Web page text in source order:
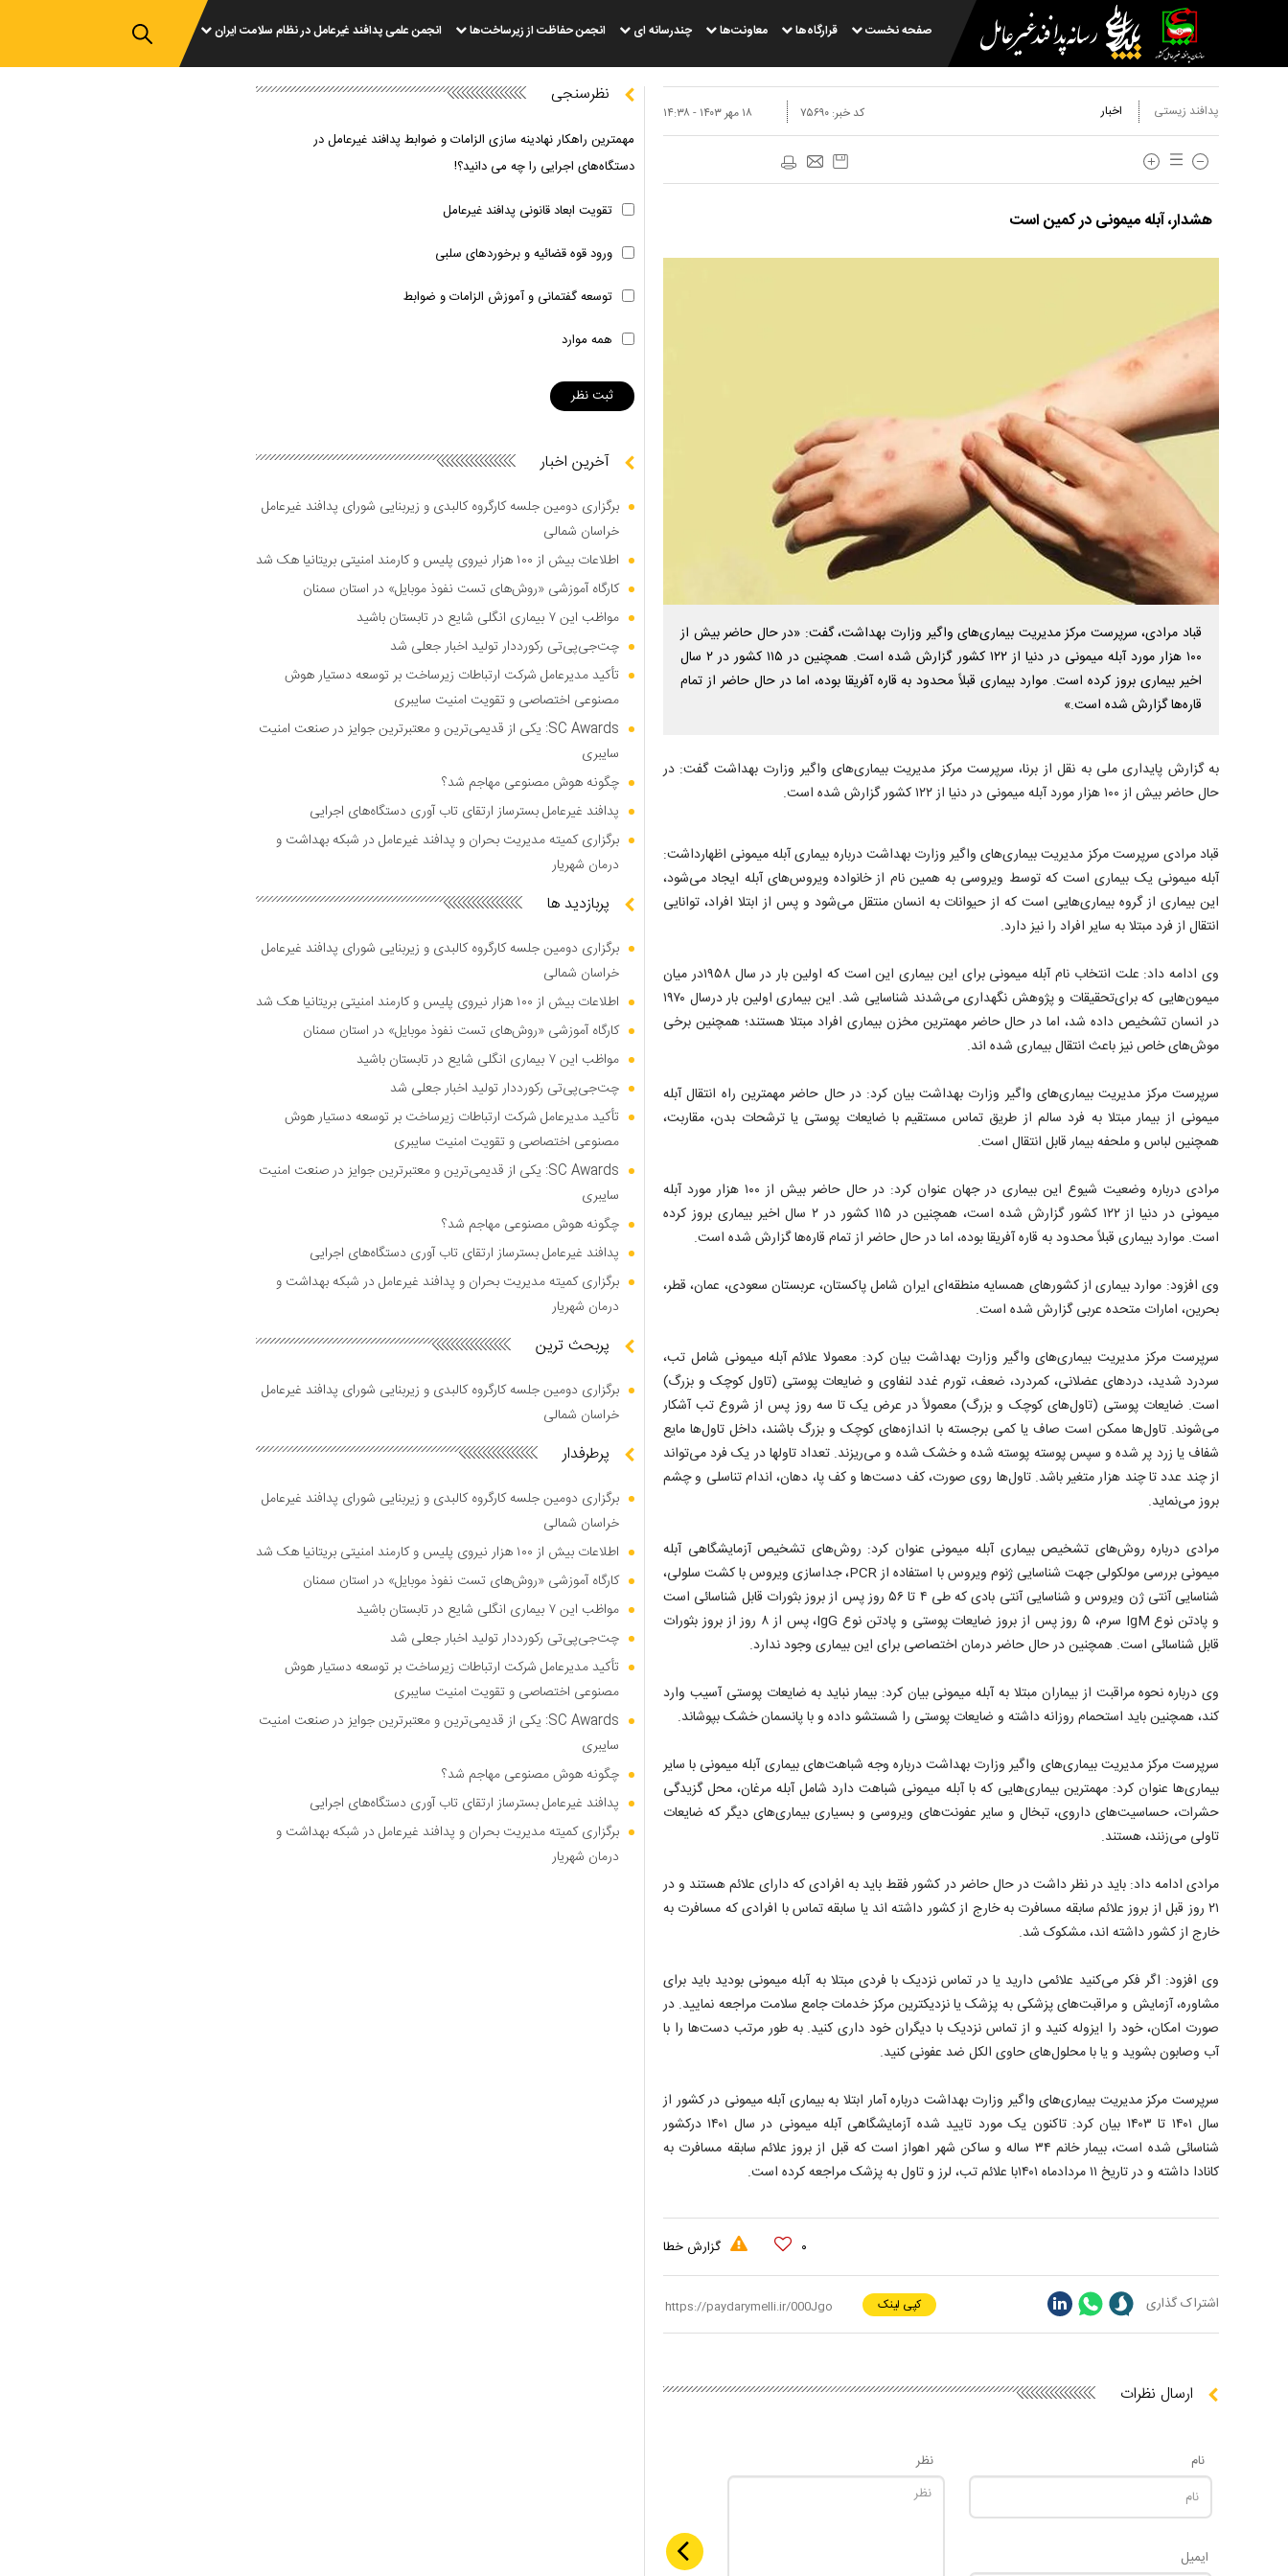
صفحه نخست قرارگاه‌ها معاونت‌ها چندرسانه ای انجمن حفاظت از زیرساخت‌ها انجمن علمی پدافند غیرعامل در نظام سلامت ایران
پدافند زیستی اخبار ۱۸ مهر ۱۴۰۳ - ۱۴:۳۸ کد خبر: ۷۵۶۹۰
هشدار، آبله میمونی در کمین است
قباد مرادی، سرپرست مرکز مدیریت بیماری‌های واگیر وزارت بهداشت، گفت: «در حال حاضر بیش از
۱۰۰ هزار مورد آبله میمونی در دنیا از ۱۲۲ کشور گزارش شده است. همچنین در ۱۱۵ کشور در ۲ سال
اخیر بیماری بروز کرده است. موارد بیماری قبلاً محدود به قاره آفریقا بوده، اما در حال حاضر از تمام
قاره‌ها گزارش شده است.»
به گزارش پایداری ملی به نقل از برنا، سرپرست مرکز مدیریت بیماری‌های واگیر وزارت بهداشت گفت: در
حال حاضر بیش از ۱۰۰ هزار مورد آبله میمونی در دنیا از ۱۲۲ کشور گزارش شده است.
قباد مرادی سرپرست مرکز مدیریت بیماری‌های واگیر وزارت بهداشت درباره بیماری آبله میمونی اظهارداشت:
آبله میمونی یک بیماری است که توسط ویروسی به همین نام از خانواده ویروس‌های آبله ایجاد می‌شود،
این بیماری از گروه بیماری‌هایی است که از حیوانات به انسان منتقل می‌شود و پس از ابتلا افراد، توانایی
انتقال از فرد مبتلا به سایر افراد را نیز دارد.
وی ادامه داد: ﻋﻠﺖ ﺍﻧﺘﺨﺎﺏ ﻧﺎﻡ ﺁﺑﻠﻪ ﻣﯿﻤﻮﻧﯽ ﺑﺮﺍﯼ ﺍﯾﻦ ﺑﯿﻤﺎﺭﯼ ﺍﯾﻦ ﺍﺳﺖ ﮐﻪ ﺍﻭﻟﯿﻦ ﺑﺎﺭ ﺩﺭ ﺳﺎﻝ ۱۹۵۸ﺩﺭ ﻣﯿﺎﻥ
ﻣﯿﻤﻮﻥﻫﺎﯾﯽ ﮐﻪ ﺑﺮﺍﯼﺗﺤﻘﯿﻘﺎﺕ ﻭ ﭘﮋﻭﻫﺶ ﻧﮕﻬﺪﺍﺭﯼ ﻣﯽﺷﺪﻧﺪ ﺷﻨﺎﺳﺎﯾﯽ ﺷﺪ. ﺍﯾﻦ ﺑﯿﻤﺎﺭﯼ ﺍﻭﻟﯿﻦ ﺑﺎﺭ ﺩﺭﺳﺎﻝ ۱۹۷۰
ﺩﺭ ﺍﻧﺴﺎﻥ تشخیص داده شد، اما در حال حاضر مهمترین مخزن بیماری افراد مبتلا هستند؛ همچنین برخی
موش‌های خاص نیز باعث انتقال بیماری شده اند.
سرپرست مرکز مدیریت بیماری‌های واگیر وزارت بهداشت بیان کرد: در حال حاضر مهمترین راه انتقال آبله
میمونی از بیمار مبتلا به فرد سالم از طریق تماس مستقیم با ضایعات پوستی یا ترشحات بدن، مقاربت،
همچنین لباس و ملحفه بیمار قابل انتقال است.
مرادی درباره وضعیت شیوع این بیماری در جهان عنوان کرد: در حال حاضر بیش از ۱۰۰ هزار مورد آبله
میمونی در دنیا از ۱۲۲ کشور گزارش شده است، همچنین در ۱۱۵ کشور در ۲ سال اخیر بیماری بروز کرده
است. موارد بیماری قبلاً محدود به قاره آفریقا بوده، اما در حال حاضر از تمام قاره‌ها گزارش شده است.
وی افزود: موارد بیماری از کشور‌های همسایه منطقه‌ای ایران شامل پاکستان، عربستان سعودی، عمان، قطر،
بحرین، امارات متحده عربی گزارش شده است.
سرپرست مرکز مدیریت بیماری‌های واگیر وزارت بهداشت بیان کرد: معمولا ﻋﻼﺋﻢ ﺁﺑﻠﻪ ﻣﯿﻤﻮﻧﯽ ﺷﺎﻣﻞ ﺗﺐ،
ﺳﺮﺩﺭﺩ ﺷﺪﯾﺪ، ﺩﺭﺩﻫﺎﯼ ﻋﻀﻼﻧﯽ، ﮐﻤﺮﺩﺭﺩ، ﺿﻌﻒ، ﺗﻮﺭﻡ ﻏﺪﺩ ﻟﻨﻔﺎﻭﯼ ﻭ ضایعات ﭘﻮﺳﺘﯽ (تاول کوچک و بزرگ)
ﺍﺳﺖ. ضایعات ﭘﻮﺳﺘﯽ (تاول‌های کوچک و بزرگ) ﻣﻌﻤﻮﻻً ﺩﺭ ﻋﺮﺽ ﯾﮏ ﺗﺎ ﺳﻪ ﺭﻭﺯ ﭘﺲ ﺍﺯ ﺷﺮﻭﻉ ﺗﺐ ﺁﺷﮑﺎﺭ
ﻣﯽﺷﻮﻧﺪ. ﺗﺎﻭل‌ها ﻣﻤﮑﻦ ﺍﺳﺖ ﺻﺎﻑ ﯾﺎ ﮐﻤﯽ ﺑﺮﺟﺴﺘﻪ با اندازه‌های کوچک و بزرگ ﺑﺎﺷﻨﺪ، داخل تاول‌ها ﻣﺎﯾﻊ
ﺷﻔﺎﻑ ﯾﺎ ﺯﺭﺩ ﭘﺮ ﺷﺪﻩ ﻭ ﺳﭙﺲ ﭘﻮﺳﺘﻪ پوسته شده ﻭ ﺧﺸﮏ ﺷﺪﻩ ﻭ می‌ریزند. ﺗﻌﺪﺍﺩ ﺗﺎﻭﻟﻬﺎ ﺩﺭ ﯾﮏ ﻓﺮﺩ ﻣﯽﺗﻮﺍﻧﺪ
ﺍﺯ ﭼﻨﺪ ﻋﺪﺩ ﺗﺎ ﭼﻨﺪ ﻫﺰﺍﺭ ﻣﺘﻐﯿﺮ ﺑﺎﺷﺪ. تاول‌ها ﺭﻭﯼ ﺻﻮﺭﺕ، ﮐﻒ ﺩﺳﺖﻫﺎ ﻭ ﮐﻒ ﭘﺎ، ﺩﻫﺎﻥ، ﺍﻧﺪﺍﻡ ﺗﻨﺎﺳﻠﯽ ﻭ ﭼﺸﻢ
ﺑﺮﻭﺯ می‌نماید.
مرادی درباره روش‌های تشخیص بیماری آبله میمونی عنوان کرد: روش‌های تشخیص آزمایشگاهی آبله
میمونی بررسی مولکولی جهت شناسایی ژنوم ویروس با استفاده از PCR، جداسازی ویروس با کشت سلولی،
شناسایی آنتی ژن ویروس و شناسایی آنتی بادی که طی ۴ تا ۵۶ روز پس از بروز بثورات قابل شناسائی است
و پادتن نوع IgM سرم، ۵ روز پس از بروز ضایعات پوستی و پادتن نوع IgG، پس از ۸ روز از بروز بثورات
قابل شناسائی است. همچنین در حال حاضر درمان اختصاصی برای این بیماری وجود ندارد.
وی درباره نحوه مراقبت از بیماران مبتلا به آبله میمونی بیان کرد: بیمار نباید به ضایعات پوستی آسیب وارد
کند، همچنین باید استحمام روزانه داشته و ضایعات پوستی را شستشو داده و با پانسمان خشک بپوشاند.
سرپرست مرکز مدیریت بیماری‌های واگیر وزارت بهداشت درباره وجه شباهت‌های بیماری آبله میمونی با سایر
بیماری‌ها عنوان کرد: مهمترین بیماری‌هایی که با آبله میمونی شباهت دارد شامل آبله مرغان، محل گزیدگی
حشرات، حساسیت‌های داروی، تبخال و سایر عفونت‌های ویروسی و بسیاری بیماری‌های دیگر که ضایعات
تاولی می‌زنند، هستند.
مرادی ادامه داد: باید در نظر داشت در حال حاضر در کشور فقط باید به افرادی که دارای علائم هستند و در
۲۱ روز قبل از بروز علائم سابقه مسافرت به خارج از کشور داشته اند یا سابقه تماس با افرادی که مسافرت به
خارج از کشور داشته اند، مشکوک شد.
وی افزود: اگر فکر می‌کنید علائمی دارید یا در تماس نزدیک با فردی مبتلا به آبله میمونی بودید باید برای
مشاوره، آزمایش و مراقبت‌های پزشکی به پزشک یا نزدیکترین مرکز خدمات جامع سلامت مراجعه نمایید. در
صورت امکان، خود را ایزوله کنید و از تماس نزدیک با دیگران خود داری کنید. به طور مرتب دست‌ها را با
آب وصابون بشوید و یا با محلول‌های حاوی الکل ضد عفونی کنید.
سرپرست مرکز مدیریت بیماری‌های واگیر وزارت بهداشت درباره آمار ابتلا به بیماری آبله میمونی در کشور از
سال ۱۴۰۱ تا ۱۴۰۳ بیان کرد: تاکنون یک مورد تایید شده آزمایشگاهی آبله میمونی در سال ۱۴۰۱ درکشور
شناسائی شده است، بیمار خانم ۳۴ ساله و ساکن شهر اهواز است که قبل از بروز علائم سابقه مسافرت به
کانادا داشته و در تاریخ ۱۱ مردادماه ۱۴۰۱با علائم تب، لرز و تاول به پزشک مراجعه کرده است.
۰ گزارش خطا
اشتراک گذاری کپی لینک
ارسال نظرات
نام
ایمیل
نظر
نظرسنجی
مهمترین راهکار نهادینه سازی الزامات و ضوابط پدافند غیرعامل در
دستگاه‌های اجرایی را چه می دانید؟!
تقویت ابعاد قانونی پدافند غیرعامل
ورود قوه قضائیه و برخوردهای سلبی
توسعه گفتمانی و آموزش الزامات و ضوابط
همه موارد
آخرین اخبار
برگزاری دومین جلسه کارگروه کالبدی و زیربنایی شورای پدافند غیرعامل
خراسان شمالی
اطلاعات بیش از ۱۰۰ هزار نیروی پلیس و کارمند امنیتی بریتانیا هک شد
کارگاه آموزشی «روش‌های تست نفوذ موبایل» در استان سمنان
مواظب این ۷ بیماری انگلی شایع در تابستان باشید
چت‌جی‌پی‌تی رکورددار تولید اخبار جعلی شد
تأکید مدیرعامل شرکت ارتباطات زیرساخت بر توسعه دستیار هوش
مصنوعی اختصاصی و تقویت امنیت سایبری
SC Awards: یکی از قدیمی‌ترین و معتبرترین جوایز در صنعت امنیت
سایبری
چگونه هوش مصنوعی مهاجم شد؟
پدافند غیرعامل بسترساز ارتقای تاب آوری دستگاه‌های اجرایی
برگزاری کمیته مدیریت بحران و پدافند غیرعامل در شبکه بهداشت و
درمان شهریار
پربازدید ها
برگزاری دومین جلسه کارگروه کالبدی و زیربنایی شورای پدافند غیرعامل
خراسان شمالی
اطلاعات بیش از ۱۰۰ هزار نیروی پلیس و کارمند امنیتی بریتانیا هک شد
کارگاه آموزشی «روش‌های تست نفوذ موبایل» در استان سمنان
مواظب این ۷ بیماری انگلی شایع در تابستان باشید
چت‌جی‌پی‌تی رکورددار تولید اخبار جعلی شد
تأکید مدیرعامل شرکت ارتباطات زیرساخت بر توسعه دستیار هوش
مصنوعی اختصاصی و تقویت امنیت سایبری
SC Awards: یکی از قدیمی‌ترین و معتبرترین جوایز در صنعت امنیت
سایبری
چگونه هوش مصنوعی مهاجم شد؟
پدافند غیرعامل بسترساز ارتقای تاب آوری دستگاه‌های اجرایی
برگزاری کمیته مدیریت بحران و پدافند غیرعامل در شبکه بهداشت و
درمان شهریار
پربحث ترین
برگزاری دومین جلسه کارگروه کالبدی و زیربنایی شورای پدافند غیرعامل
خراسان شمالی
پرطرفدار
برگزاری دومین جلسه کارگروه کالبدی و زیربنایی شورای پدافند غیرعامل
خراسان شمالی
اطلاعات بیش از ۱۰۰ هزار نیروی پلیس و کارمند امنیتی بریتانیا هک شد
کارگاه آموزشی «روش‌های تست نفوذ موبایل» در استان سمنان
مواظب این ۷ بیماری انگلی شایع در تابستان باشید
چت‌جی‌پی‌تی رکورددار تولید اخبار جعلی شد
تأکید مدیرعامل شرکت ارتباطات زیرساخت بر توسعه دستیار هوش
مصنوعی اختصاصی و تقویت امنیت سایبری
SC Awards: یکی از قدیمی‌ترین و معتبرترین جوایز در صنعت امنیت
سایبری
چگونه هوش مصنوعی مهاجم شد؟
پدافند غیرعامل بسترساز ارتقای تاب آوری دستگاه‌های اجرایی
برگزاری کمیته مدیریت بحران و پدافند غیرعامل در شبکه بهداشت و
درمان شهریار